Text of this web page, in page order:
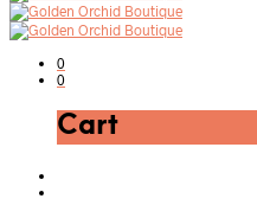
0
0
Cart